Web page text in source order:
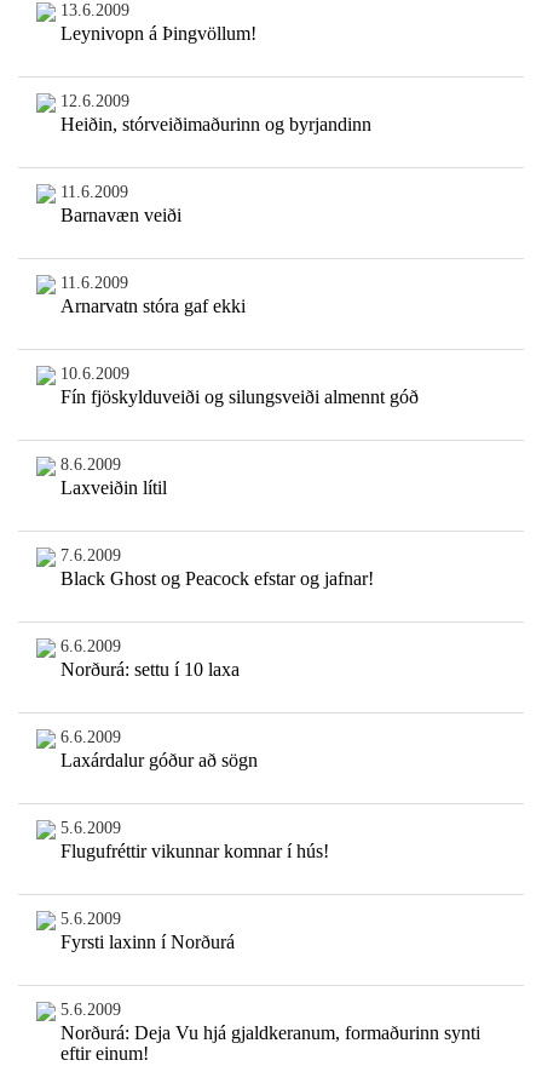
13.6.2009
Leynivopn á Þingvöllum!
12.6.2009
Heiðin, stórveiðimaðurinn og byrjandinn
11.6.2009
Barnavæn veiði
11.6.2009
Arnarvatn stóra gaf ekki
10.6.2009
Fín fjöskylduveiði og silungsveiði almennt góð
8.6.2009
Laxveiðin lítil
7.6.2009
Black Ghost og Peacock efstar og jafnar!
6.6.2009
Norðurá: settu í 10 laxa
6.6.2009
Laxárdalur góður að sögn
5.6.2009
Flugufréttir vikunnar komnar í hús!
5.6.2009
Fyrsti laxinn í Norðurá
5.6.2009
Norðurá: Deja Vu hjá gjaldkeranum, formaðurinn synti
eftir einum!